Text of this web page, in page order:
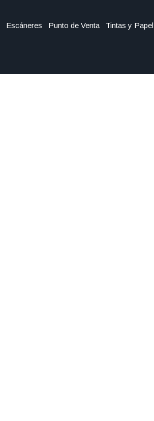
Escáneres Punto de Venta Tintas y Papel